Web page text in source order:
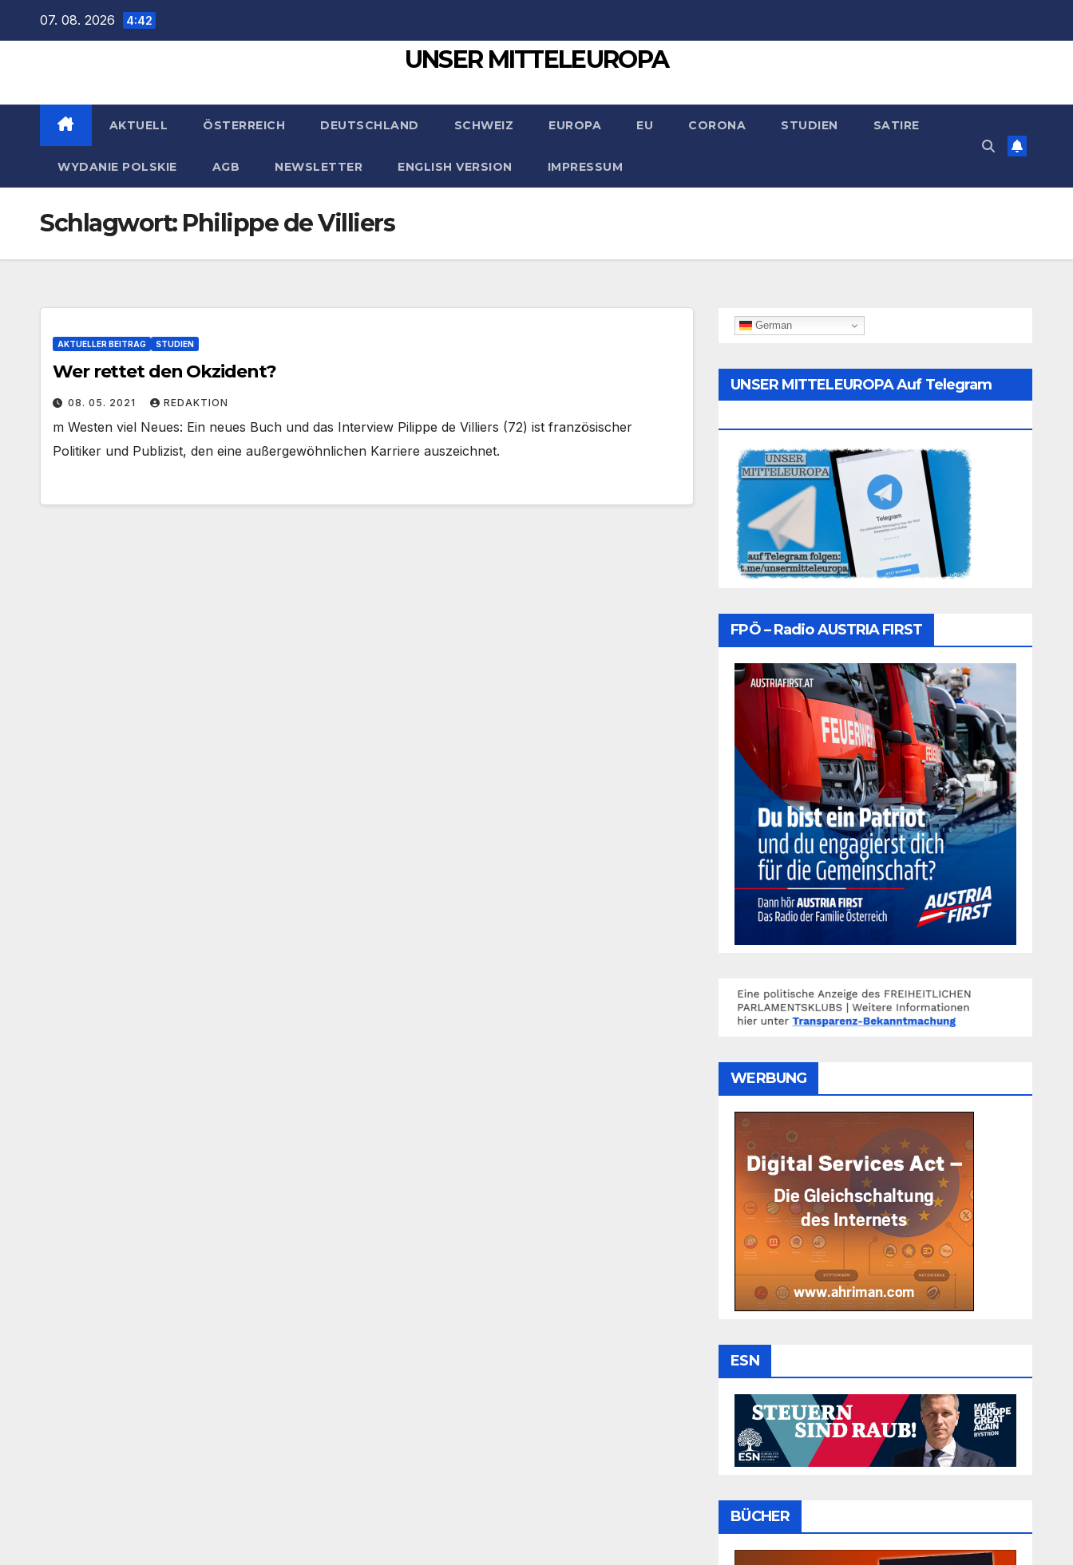
07. 08. 2026 4:42
UNSER MITTELEUROPA
AKTUELL ÖSTERREICH DEUTSCHLAND SCHWEIZ EUROPA EU CORONA STUDIEN SATIRE
WYDANIE POLSKIE AGB NEWSLETTER ENGLISH VERSION IMPRESSUM
Schlagwort: Philippe de Villiers
AKTUELLER BEITRAG STUDIEN
Wer rettet den Okzident?
08. 05. 2021 REDAKTION
m Westen viel Neues: Ein neues Buch und das Interview Pilippe de Villiers (72) ist französischer
Politiker und Publizist, den eine außergewöhnlichen Karriere auszeichnet.
German
UNSER MITTELEUROPA Auf Telegram
FPÖ – Radio AUSTRIA FIRST
WERBUNG
ESN
BÜCHER